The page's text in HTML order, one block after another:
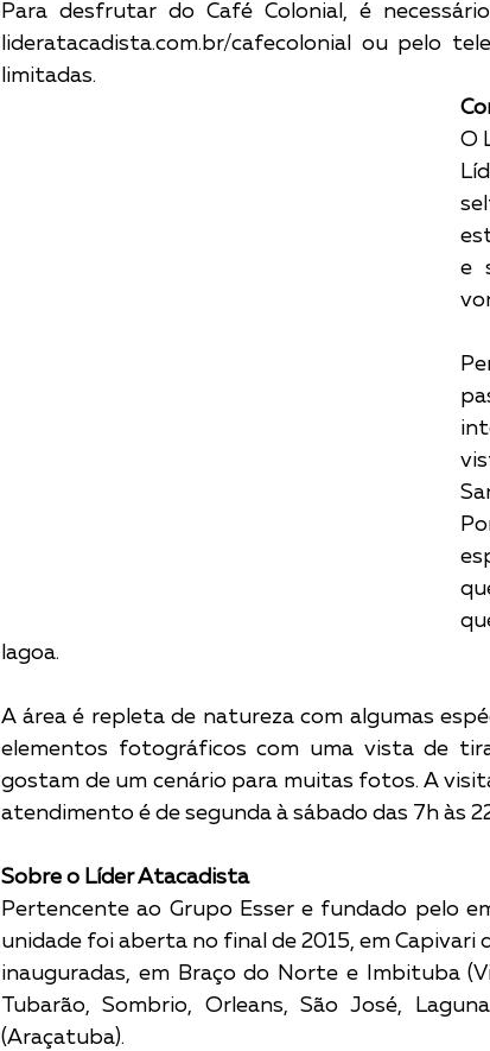
Para desfrutar do Café Colonial, é
lideratacadista.com.br/cafecolonial ou pelo
limitadas.
O
e
lagoa.
A área é repleta de natureza com algumas
elementos fotográficos com uma vista de
gostam de um cenário para muitas fotos. A
atendimento é de segunda à sábado das 7h às
Sobre o Líder Atacadista
Pertencente ao Grupo Esser e fundado pelo
unidade foi aberta no final de 2015, em Capivari
inauguradas, em Braço do Norte e Imbituba
Tubarão, Sombrio, Orleans, São José,
(Araçatuba).